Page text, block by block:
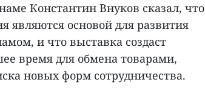
Константин Внуков сказал, что
основой для развития
и что выставка создаст
время для обмена товарами,
новых форм сотрудничества.